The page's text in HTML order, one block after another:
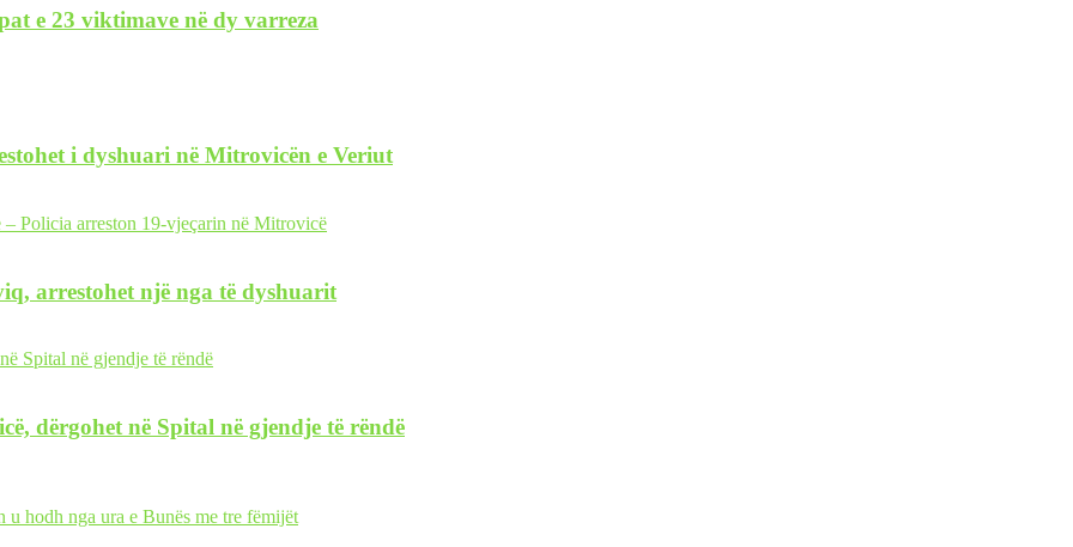
e 23 viktimave në dy varreza
i dyshuari në Mitrovicën e Veriut
arrestohet një nga të dyshuarit
dërgohet në Spital në gjendje të rëndë